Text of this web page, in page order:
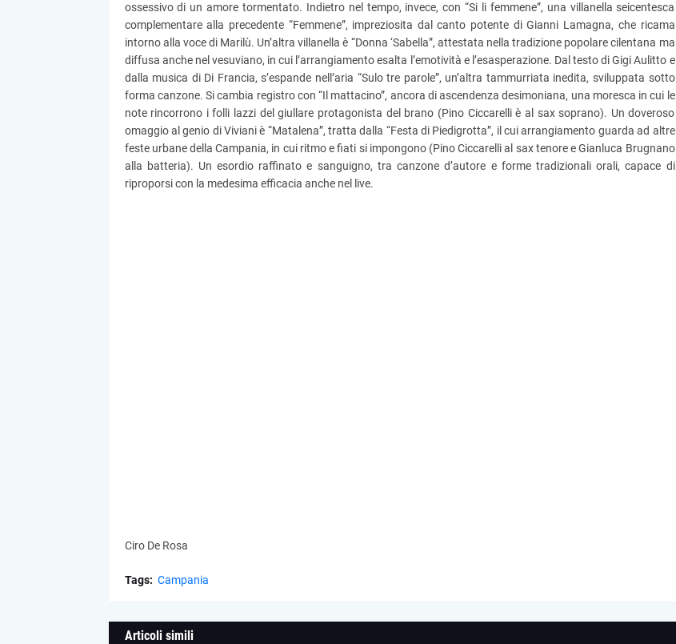
ossessivo di un amore tormentato. Indietro nel tempo, invece, con “Si li femmene”, una villanella seicentesca
complementare alla precedente “Femmene”, impreziosita dal canto potente di Gianni Lamagna, che ricama
intorno alla voce di Marilù. Un’altra villanella è “Donna ‘Sabella”, attestata nella tradizione popolare cilentana ma
diffusa anche nel vesuviano, in cui l’arrangiamento esalta l’emotività e l’esasperazione. Dal testo di Gigi Aulitto e
dalla musica di Di Francia, s’espande nell’aria “Sulo tre parole”, un’altra tammurriata inedita, sviluppata sotto
forma canzone. Si cambia registro con “Il mattacino”, ancora di ascendenza desimoniana, una moresca in cui le
note rincorrono i folli lazzi del giullare protagonista del brano (Pino Ciccarelli è al sax soprano). Un doveroso
omaggio al genio di Viviani è “Matalena”, tratta dalla “Festa di Piedigrotta”, il cui arrangiamento guarda ad altre
feste urbane della Campania, in cui ritmo e fiati si impongono (Pino Ciccarelli al sax tenore e Gianluca Brugnano
alla batteria). Un esordio raffinato e sanguigno, tra canzone d’autore e forme tradizionali orali, capace di
riproporsi con la medesima efficacia anche nel live.
Ciro De Rosa
Tags: Campania
Articoli simili